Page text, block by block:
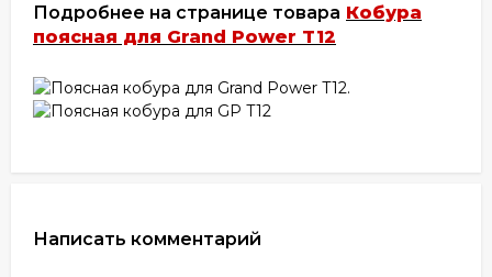
Подробнее на странице товара Кобура
поясная для Grand Power T12
.
Написать комментарий